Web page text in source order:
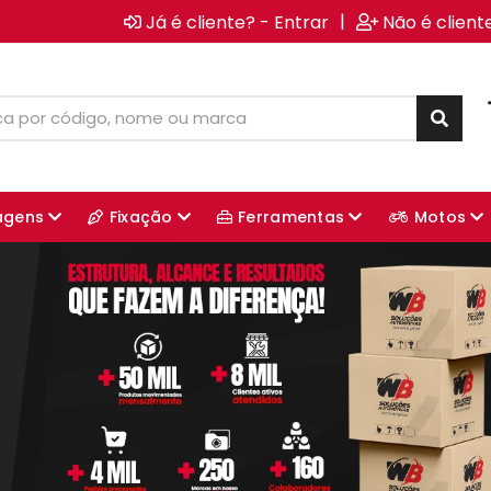
Já é cliente? - Entrar | Não é
Fixação Ferramentas Motos